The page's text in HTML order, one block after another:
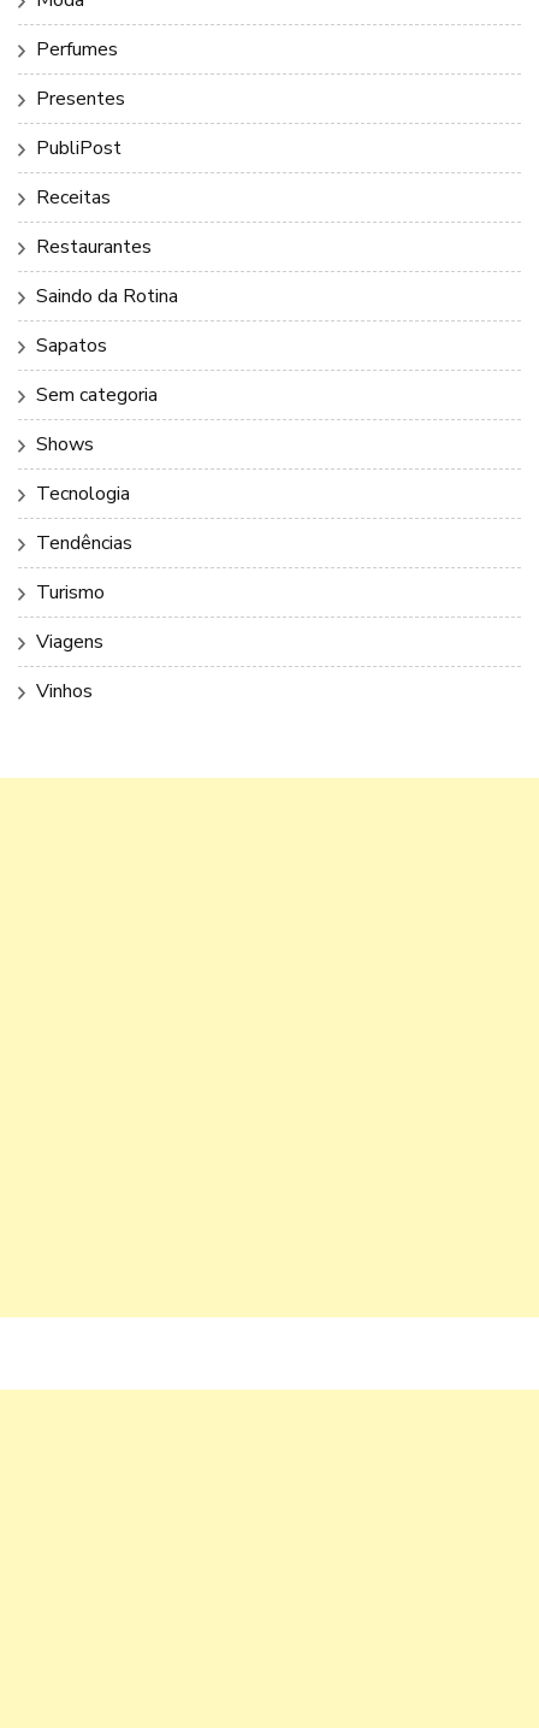
Perfumes
Presentes
PubliPost
Receitas
Restaurantes
Saindo da Rotina
Sapatos
Sem categoria
Shows
Tecnologia
Tendências
Turismo
Viagens
Vinhos